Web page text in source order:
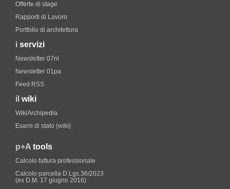
Offerte di stage
Rapporti di Lavoro
Portfolio di architettura
i servizi
Newsletter 07nl
Newsletter 01pa
Feed RSS
il wiki
WikiArchipedia
Esami di stato (wiki)
p+A tools
Calcolo fattura professionale
Calcolo parcella D.Lgs.36/2023
(ex D.M. 17 giugno 2016)